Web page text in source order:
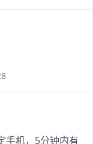
手机，5分钟内有